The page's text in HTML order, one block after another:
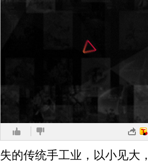
失的传统手工业，以小见大